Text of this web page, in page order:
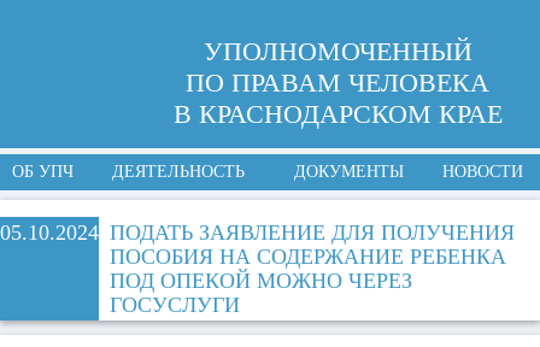
УПОЛНОМОЧЕННЫЙ
ПО ПРАВАМ ЧЕЛОВЕКА
В КРАСНОДАРСКОМ КРАЕ
ОБ УПЧ ДЕЯТЕЛЬНОСТЬ ДОКУМЕНТЫ НОВОСТИ
05.10.2024 ПОДАТЬ ЗАЯВЛЕНИЕ ДЛЯ ПОЛУЧЕНИЯ
ПОСОБИЯ НА СОДЕРЖАНИЕ РЕБЕНКА
ПОД ОПЕКОЙ МОЖНО ЧЕРЕЗ
ГОСУСЛУГИ